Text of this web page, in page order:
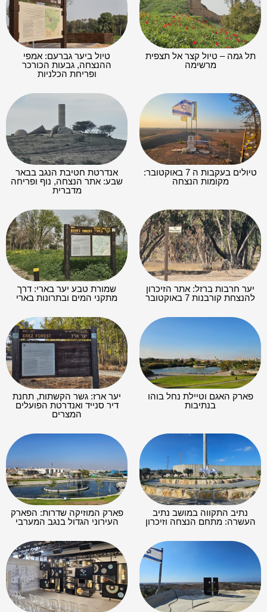
תל גמה – טיול קצר אל תצפית
מרשימה
טיול ביער גברעם: אמפי
ההנצחה, גבעות הכורכר
ופריחת הכלניות
טיולים בעקבות ה 7 באוקטובר:
מקומות הנצחה
אנדרטת חטיבת הנגב בבאר
שבע: אתר הנצחה, נוף ופריחה
מדברית
יער חרבות ברזל: אתר הזיכרון
להנצחת קורבנות 7 באוקטובר
שמורת טבע יער בארי: דרך
מתקני המים ובתרונות בארי
פארק האגם וטיילת נחל בוהו
בנתיבות
יער ארז: גשר הקשתות, תחנת
דיר סנייד ואנדרטת הפועלים
המצרים
נתיב התקווה במושב נתיב
העשרה: מתחם הנצחה וזיכרון
פארק המוזיקה שדרות: הפארק
העירוני הגדול בנגב המערבי